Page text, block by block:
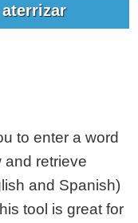
to enter a word
and retrieve
and Spanish)
tool is great for